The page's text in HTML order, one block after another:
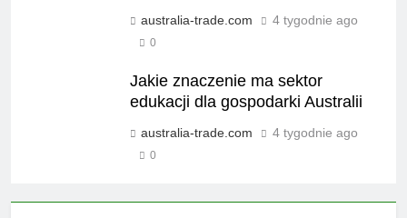
australia-trade.com 4 tygodnie ago
0
Jakie znaczenie ma sektor
edukacji dla gospodarki Australii
australia-trade.com 4 tygodnie ago
0